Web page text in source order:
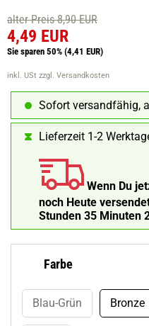
alter Preis 8,90 EUR
4,49 EUR
Sie sparen 50% (4,41 EUR)
inkl. USt zzgl. Versandkosten
Sofort versandfähig,
Lieferzeit 1-2
Wenn Du
noch Heute
Stunden 35 Minuten
Farbe
Blau-Grün Bronze